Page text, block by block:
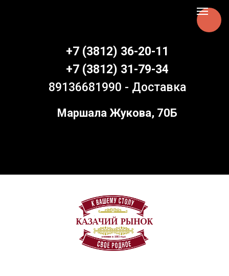
+7 (3812) 36-20-11
+7 (3812) 31-79-34
89136681990 - Доставка
Маршала Жукова, 70Б